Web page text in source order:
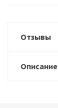
Отзывы
Описание